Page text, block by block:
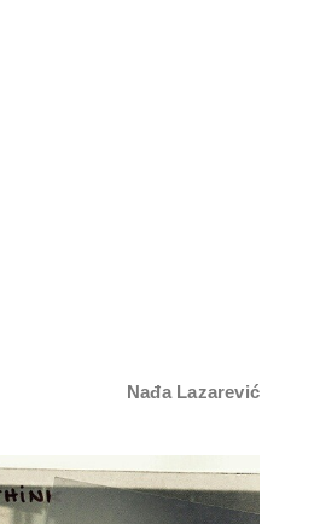
Nađa Lazarević